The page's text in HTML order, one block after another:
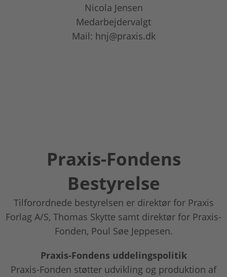
Nicola Jensen
Medarbejdervalgt
Mail: hnj@praxis.dk
Praxis-Fondens
Bestyrelse
Tilforordnede bestyrelsen er direktør for Praxis
Forlag A/S, Thomas Skytte samt direktør for Praxis-
Fonden, Poul Søe Jeppesen.
Praxis-Fondens uddelingspolitik
Praxis-Fonden støtter udvikling og produktion af